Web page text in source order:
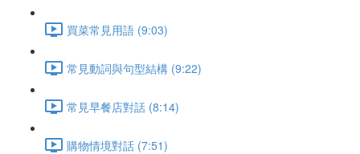
買菜常見用語 (9:03)
常見動詞與句型結構 (9:22)
常見早餐店對話 (8:14)
購物情境對話 (7:51)